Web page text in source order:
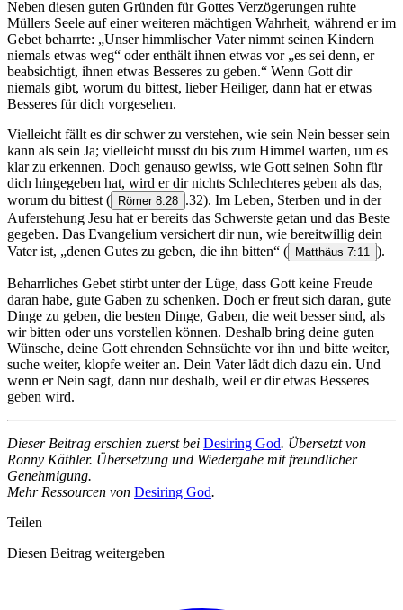
Neben diesen guten Gründen für Gottes Verzögerungen ruhte
Müllers Seele auf einer weiteren mächtigen Wahrheit, während er im
Gebet beharrte: „Unser himmlischer Vater nimmt seinen Kindern
niemals etwas weg“ oder enthält ihnen etwas vor „es sei denn, er
beabsichtigt, ihnen etwas Besseres zu geben.“ Wenn Gott dir
niemals gibt, worum du bittest, lieber Heiliger, dann hat er etwas
Besseres für dich vorgesehen.
Vielleicht fällt es dir schwer zu verstehen, wie sein Nein besser sein
kann als sein Ja; vielleicht musst du bis zum Himmel warten, um es
klar zu erkennen. Doch genauso gewiss, wie Gott seinen Sohn für
dich hingegeben hat, wird er dir nichts Schlechteres geben als das,
worum du bittest ( Römer 8:28 .32). Im Leben, Sterben und in der
Auferstehung Jesu hat er bereits das Schwerste getan und das Beste
gegeben. Das Evangelium versichert dir nun, wie bereitwillig dein
Vater ist, „denen Gutes zu geben, die ihn bitten“ ( Matthäus 7:11 ).
Beharrliches Gebet stirbt unter der Lüge, dass Gott keine Freude
daran habe, gute Gaben zu schenken. Doch er freut sich daran, gute
Dinge zu geben, die besten Dinge, Gaben, die weit besser sind, als
wir bitten oder uns vorstellen können. Deshalb bring deine guten
Wünsche, deine Gott ehrenden Sehnsüchte vor ihn und bitte weiter,
suche weiter, klopfe weiter an. Dein Vater lädt dich dazu ein. Und
wenn er Nein sagt, dann nur deshalb, weil er dir etwas Besseres
geben wird.
Dieser Beitrag erschien zuerst bei Desiring God. Übersetzt von
Ronny Käthler. Übersetzung und Wiedergabe mit freundlicher
Genehmigung.
Mehr Ressourcen von Desiring God.
Teilen
Diesen Beitrag weitergeben